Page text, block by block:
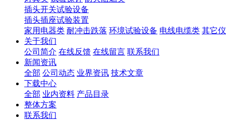
插头开关试验设备
插头插座试验装置
家用电器类 耐冲击跌落 环境试验设备 电线电缆类 其它
关于我们
公司简介 在线反馈 在线留言 联系我们
新闻资讯
全部 公司动态 业界资讯 技术文章
下载中心
全部 业内资料 产品目录
整体方案
联系我们